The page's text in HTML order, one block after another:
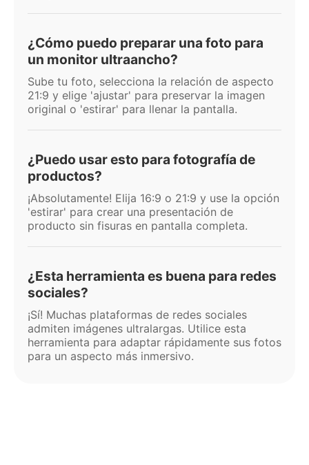
¿Cómo puedo preparar una foto para
un monitor ultraancho?
Sube tu foto, selecciona la relación de aspecto
21:9 y elige 'ajustar' para preservar la imagen
original o 'estirar' para llenar la pantalla.
¿Puedo usar esto para fotografía de
productos?
¡Absolutamente! Elija 16:9 o 21:9 y use la opción
'estirar' para crear una presentación de
producto sin fisuras en pantalla completa.
¿Esta herramienta es buena para redes
sociales?
¡Sí! Muchas plataformas de redes sociales
admiten imágenes ultralargas. Utilice esta
herramienta para adaptar rápidamente sus fotos
para un aspecto más inmersivo.